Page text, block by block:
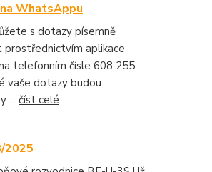
WhatsAppu
s dotazy písemně
aplikace
telefonním čísle 608 255
vaše dotazy budou
... číst celé
2025